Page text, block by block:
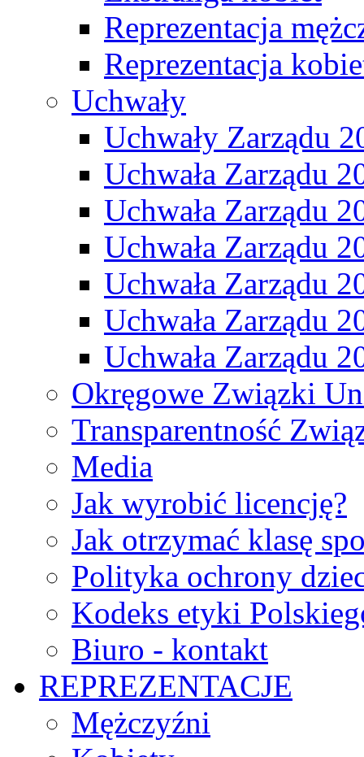
Reprezentacja
Reprezentacja
Uchwały
Uchwały Zarządu
Uchwała Zarządu
Uchwała Zarządu
Uchwała Zarządu
Uchwała Zarządu
Uchwała Zarządu
Uchwała Zarządu
Okręgowe Związki
Transparentność
Media
Jak wyrobić licencję?
Jak otrzymać klasę
Polityka ochrony
Kodeks etyki
Biuro - kontakt
REPREZENTACJE
Mężczyźni